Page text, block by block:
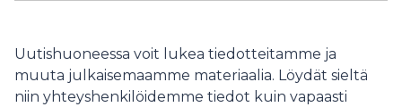
Uutishuoneessa voit lukea tiedotteitamme ja
muuta julkaisemaamme materiaalia. Löydät sieltä
niin yhteyshenkilöidemme tiedot kuin vapaasti